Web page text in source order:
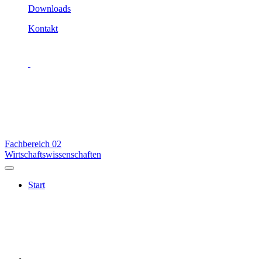
Downloads
Kontakt
Fachbereich 02
Wirtschaftswissenschaften
Start